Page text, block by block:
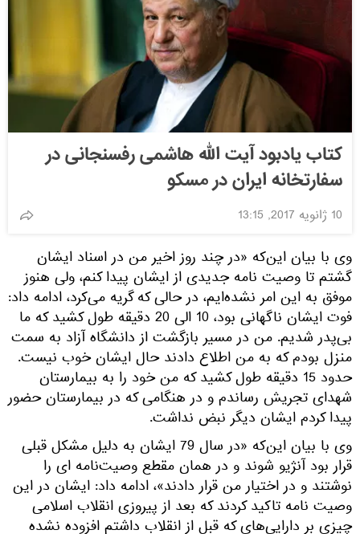
کتاب یادبود آیت الله هاشمی رفسنجانی در
سفارتخانه ایران در مسکو
10 ژانویه 2017, 13:15
وی با بیان این‌که «در چند روز اخیر من در اسناد ایشان
گشتم تا وصیت نامه جدیدی از ایشان پیدا کنم، ولی هنوز
موفق به این امر نشده‌ایم، در حالی که گریه می‌کرد، ادامه داد:
فوت ایشان ناگهانی بود، 10 الی 20 دقیقه طول کشید که ما
بی‌پدر شدیم. من در مسیر بازگشت از دانشگاه آزاد به سمت
منزل بودم که به من اطلاع دادند حال ایشان خوب نیست.
حدود 15 دقیقه طول کشید که من خود را به بیمارستان
شهدای تجریش رساندم و در هنگامی که در بیمارستان حضور
پیدا کردم ایشان دیگر نبض نداشت.
وی با بیان این‌که «در سال 79 ایشان به دلیل مشکل قبلی
قرار بود آنژیو شوند و در همان مقطع وصیت‌نامه ای را
نوشتند و در اختیار من قرار دادند»، ادامه داد: ایشان در این
وصیت نامه تاکید کردند که بعد از پیروزی انقلاب اسلامی
چیزی بر دارایی‌های که قبل از انقلاب داشتم افزوده نشده